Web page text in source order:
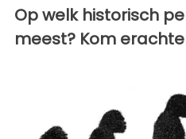
Op welk historisch
meest? Kom